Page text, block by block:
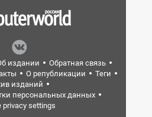
издании
Обратная связь
О републикации
Теги
изданий
персональных данных
privacy settings